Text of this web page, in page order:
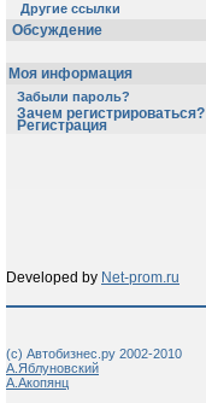
Другие ссылки
Обсуждение
Моя информация
Забыли пароль?
Зачем регистрироваться?
Регистрация
Developed by Net-prom.ru
(c) Автобизнес.ру 2002-2010
А.Яблуновский
А.Акопянц